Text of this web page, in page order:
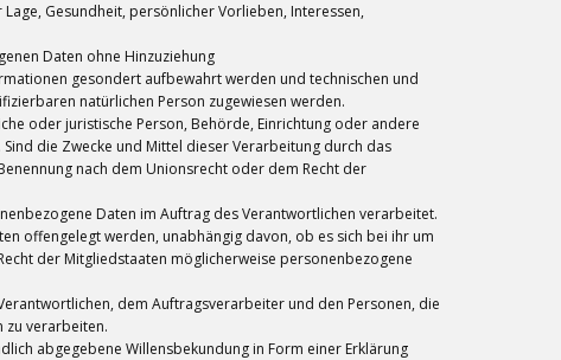
Gesundheit, persönlicher Vorlieben, Interessen,
Daten ohne Hinzuziehung
gesondert aufbewahrt werden und technischen und
natürlichen Person zugewiesen werden.
oder juristische Person, Behörde, Einrichtung oder andere
die Zwecke und Mittel dieser Verarbeitung durch das
nach dem Unionsrecht oder dem Recht der
Daten im Auftrag des Verantwortlichen verarbeitet.
offengelegt werden, unabhängig davon, ob es sich bei ihr um
der Mitgliedstaaten möglicherweise personenbezogene
dem Auftragsverarbeiter und den Personen, die
zu verarbeiten.
abgegebene Willensbekundung in Form einer Erklärung